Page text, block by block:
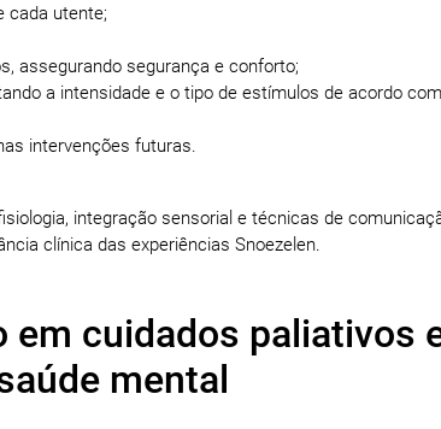
cada utente;
assegurando segurança e conforto;
a intensidade e o tipo de estímulos de acordo
intervenções futuras.
integração sensorial e técnicas de
clínica das experiências Snoezelen.
em cuidados paliativos
mental